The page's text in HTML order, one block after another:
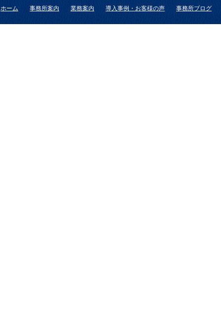
ホーム 事務所案内 業務案内 導入事例・お客様の声 事務所ブログ